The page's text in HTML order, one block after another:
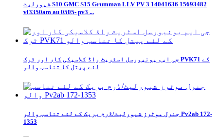
شیورلیٹ S10 GMC S15 Grumman LLV PV 3 14041636 15693482
vl3350am au 0505- pv3 ...
جی ایم یونیورسل اسٹریٹ راڈ کلاسیکی کار اور ٹرک PVK71 کے
لئے پیتل کا تناسب والو
جنرل موٹرز شیورلیٹ/ڈرم بریک کے لئے تناسب والو Pv2ab 172-
1353